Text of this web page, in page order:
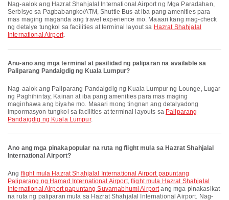
Nag-aalok ang Hazrat Shahjalal International Airport ng Mga Paradahan,
Serbisyo sa Pagbabangko/ATM, Shuttle Bus at iba pang amenities para
mas maging maganda ang travel experience mo. Maaari kang mag-check
ng detalye tungkol sa facilities at terminal layout sa Hazrat Shahjalal
International Airport.
Anu-ano ang mga terminal at pasilidad ng paliparan na available sa
Paliparang Pandaigdig ng Kuala Lumpur?
Nag-aalok ang Paliparang Pandaigdig ng Kuala Lumpur ng Lounge, Lugar
ng Paghihintay, Kainan at iba pang amenities para mas maging
maginhawa ang biyahe mo. Maaari mong tingnan ang detalyadong
impormasyon tungkol sa facilities at terminal layouts sa Paliparang
Pandaigdig ng Kuala Lumpur.
Ano ang mga pinakapopular na ruta ng flight mula sa Hazrat Shahjalal
International Airport?
Ang flight mula Hazrat Shahjalal International Airport papuntang
Paliparang ng Hamad International Airport,flight mula Hazrat Shahjalal
International Airport papuntang Suvarnabhumi Airportang mga pinakasikat
na ruta ng paliparan mula sa Hazrat Shahjalal International Airport. Nag-